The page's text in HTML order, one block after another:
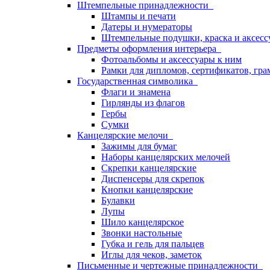
Штемпельные принадлежности
Штампы и печати
Датеры и нумераторы
Штемпельные подушки, краска и
Предметы оформления интерьера
Фотоальбомы и аксессуары к ним
Рамки для дипломов, сертификатов,
Государственная символика
Флаги и знамена
Гирлянды из флагов
Гербы
Сумки
Канцелярские мелочи
Зажимы для бумаг
Наборы канцелярских мелочей
Скрепки канцелярские
Диспенсеры для скрепок
Кнопки канцелярские
Булавки
Лупы
Шило канцелярское
Звонки настольные
Губка и гель для пальцев
Иглы для чеков, заметок
Письменные и чертежные принадлежности